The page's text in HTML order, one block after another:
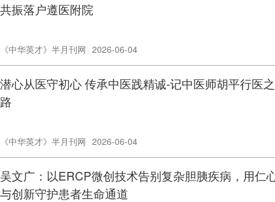
共振落户遵医附院
《中华英才》半月刊网 2026-06-04
潜心从医守初心 传承中医践精诚-记中医师胡平行医之
路
《中华英才》半月刊网 2026-06-04
吴文广：以ERCP微创技术告别复杂胆胰疾病，用仁
与创新守护患者生命通道